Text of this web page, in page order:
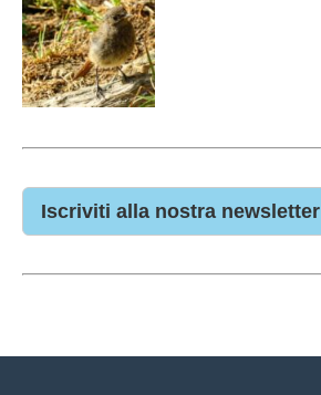
Iscriviti alla nostra newsletter